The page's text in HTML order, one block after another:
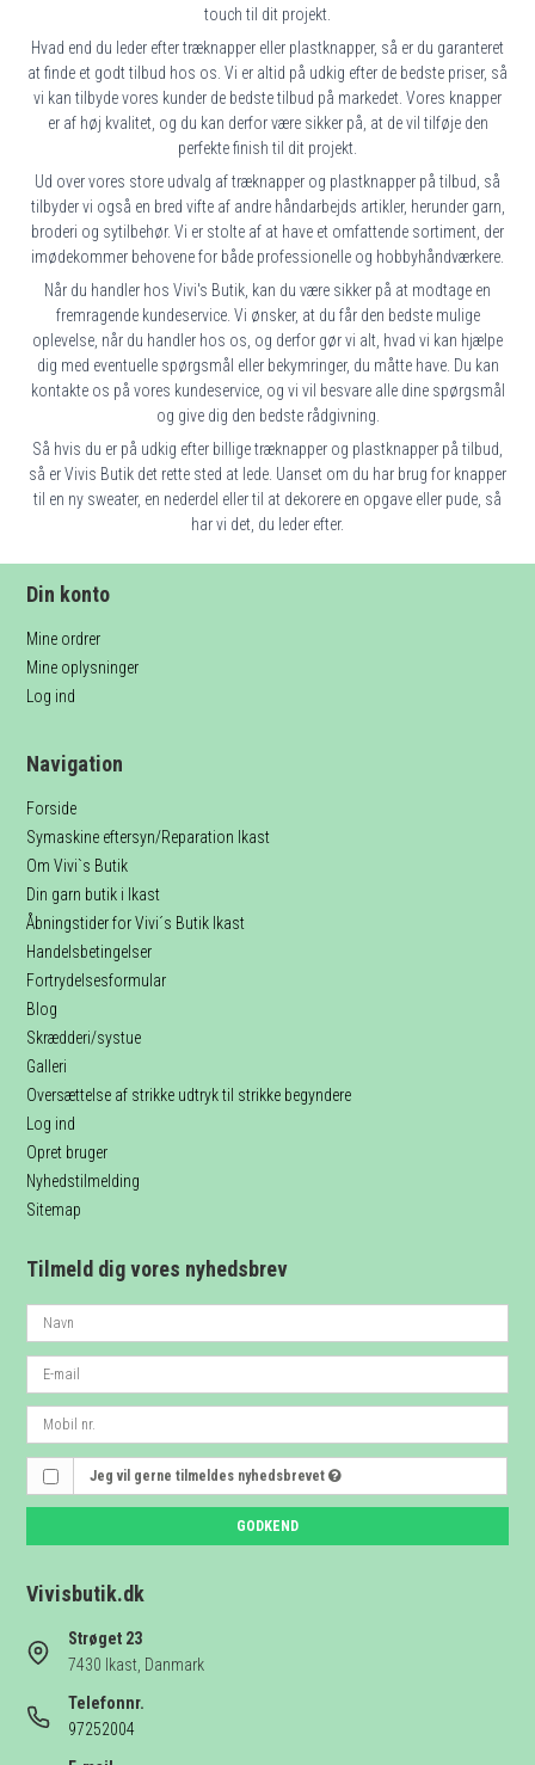
touch til dit projekt.
Hvad end du leder efter træknapper eller plastknapper, så er du garanteret
at finde et godt tilbud hos os. Vi er altid på udkig efter de bedste priser, så
vi kan tilbyde vores kunder de bedste tilbud på markedet. Vores knapper
er af høj kvalitet, og du kan derfor være sikker på, at de vil tilføje den
perfekte finish til dit projekt.
Ud over vores store udvalg af træknapper og plastknapper på tilbud, så
tilbyder vi også en bred vifte af andre håndarbejds artikler, herunder garn,
broderi og sytilbehør. Vi er stolte af at have et omfattende sortiment, der
imødekommer behovene for både professionelle og hobbyhåndværkere.
Når du handler hos Vivi's Butik, kan du være sikker på at modtage en
fremragende kundeservice. Vi ønsker, at du får den bedste mulige
oplevelse, når du handler hos os, og derfor gør vi alt, hvad vi kan hjælpe
dig med eventuelle spørgsmål eller bekymringer, du måtte have. Du kan
kontakte os på vores kundeservice, og vi vil besvare alle dine spørgsmål
og give dig den bedste rådgivning.
Så hvis du er på udkig efter billige træknapper og plastknapper på tilbud,
så er Vivis Butik det rette sted at lede. Uanset om du har brug for knapper
til en ny sweater, en nederdel eller til at dekorere en opgave eller pude, så
har vi det, du leder efter.
Din konto
Mine ordrer
Mine oplysninger
Log ind
Navigation
Forside
Symaskine eftersyn/Reparation Ikast
Om Vivi`s Butik
Din garn butik i Ikast
Åbningstider for Vivi´s Butik Ikast
Handelsbetingelser
Fortrydelsesformular
Blog
Skrædderi/systue
Galleri
Oversættelse af strikke udtryk til strikke begyndere
Log ind
Opret bruger
Nyhedstilmelding
Sitemap
Tilmeld dig vores nyhedsbrev
Jeg vil gerne tilmeldes nyhedsbrevet
GODKEND
Vivisbutik.dk
Strøget 23
7430 Ikast, Danmark
Telefonnr.
97252004